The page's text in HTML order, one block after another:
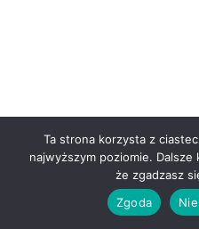
Ta strona korzysta z
najwyższym poziomie.
że zgadzasz
Zgoda